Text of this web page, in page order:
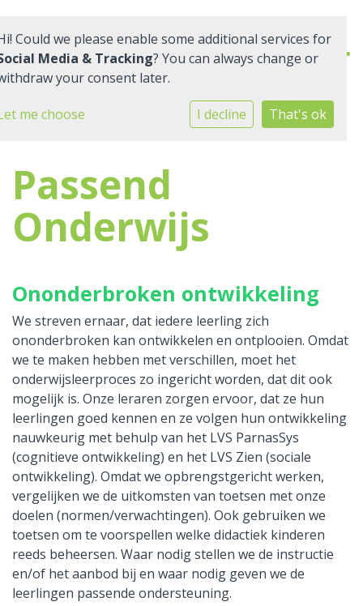
Home
Praktische informatie
Medezeggenschap
Ik zoek een school
Passend
Onderwijs
Ononderbroken ontwikkeling
We streven ernaar, dat iedere leerling zich
ononderbroken kan ontwikkelen en ontplooien. Omdat
we te maken hebben met verschillen, moet het
onderwijsleerproces zo ingericht worden, dat dit ook
mogelijk is. Onze leraren zorgen ervoor, dat ze hun
leerlingen goed kennen en ze volgen hun ontwikkeling
nauwkeurig met behulp van het LVS ParnasSys
(cognitieve ontwikkeling) en het LVS Zien (sociale
ontwikkeling). Omdat we opbrengstgericht werken,
vergelijken we de uitkomsten van toetsen met onze
doelen (normen/verwachtingen). Ook gebruiken we
toetsen om te voorspellen welke didactiek kinderen
reeds beheersen. Waar nodig stellen we de instructie
en/of het aanbod bij en waar nodig geven we de
leerlingen passende ondersteuning.
Could we please enable some additional services for
Media & Tracking? You can always change or
your consent later.
me choose I decline That's ok